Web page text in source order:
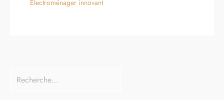
Electroménager innovant